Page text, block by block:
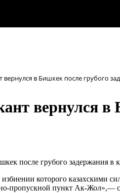
вернулся в Бишкек после грубого
вернулся в
которого казахскими
пропускной пункт Ак-